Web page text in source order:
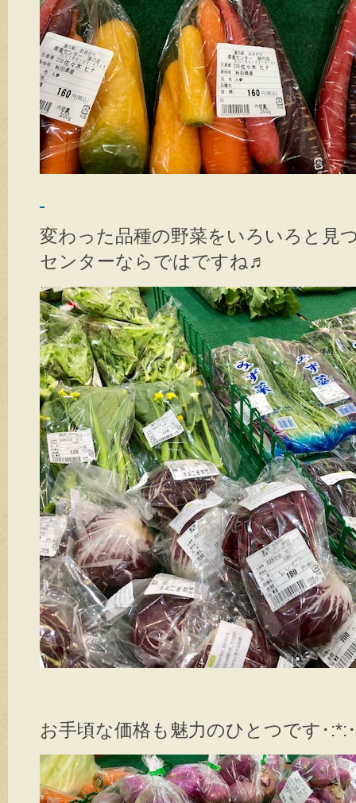
変わった品種の野菜をいろいろと見
センターならではですね♬
お手頃な価格も魅力のひとつです･:*: